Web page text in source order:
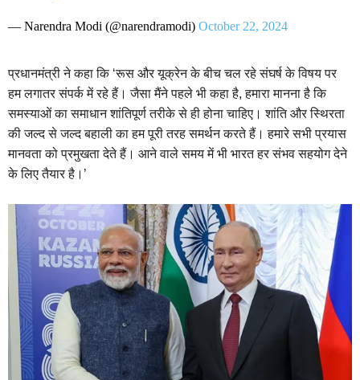
— Narendra Modi (@narendramodi) October 22, 2024
प्रधानमंत्री ने कहा कि ‘रूस और यूक्रेन के बीच चल रहे संघर्ष के विषय पर
हम लगातर संपर्क में रहे हैं। जैसा मैंने पहले भी कहा है, हमारा मानना है कि
समस्याओं का समाधान शांतिपूर्ण तरीके से ही होना चाहिए। शांति और स्थिरता
की जल्द से जल्द बहाली का हम पूरी तरह समर्थन करते हैं। हमारे सभी प्रयास
मानवता को प्रमुखता देते हैं। आने वाले समय में भी भारत हर संभव सहयोग देने
के लिए तैयार है।’